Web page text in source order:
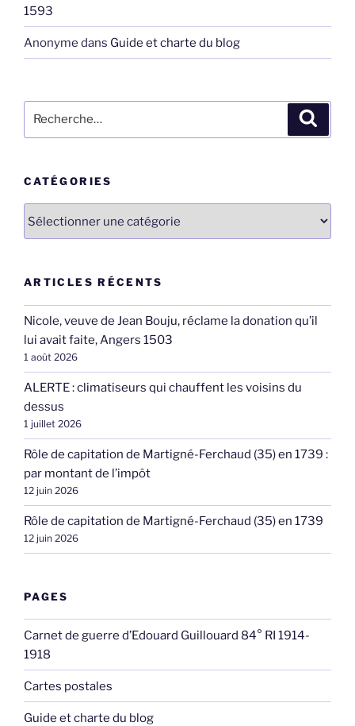
1593
Anonyme dans Guide et charte du blog
pour
CATÉGORIES
ARTICLES RÉCENTS
Nicole, veuve de Jean Bouju, réclame la donation qu’il
lui avait faite, Angers 1503
1 août 2026
ALERTE : climatiseurs qui chauffent les voisins du
dessus
1 juillet 2026
Rôle de capitation de Martigné-Ferchaud (35) en 1739 :
par montant de l’impôt
12 juin 2026
Rôle de capitation de Martigné-Ferchaud (35) en 1739
12 juin 2026
PAGES
Carnet de guerre d’Edouard Guillouard 84° RI 1914-
1918
Cartes postales
Guide et charte du blog